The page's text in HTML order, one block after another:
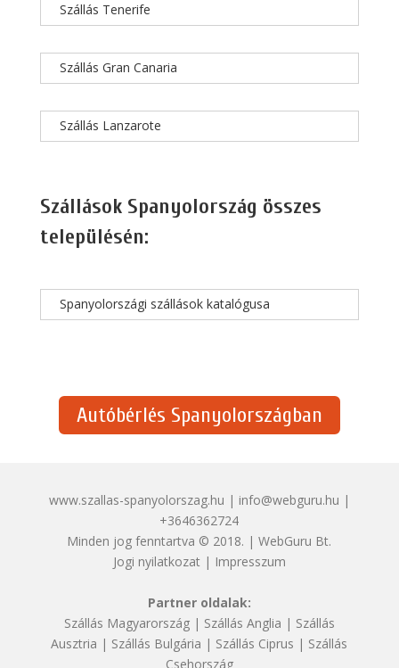
Szállás Tenerife
Szállás Gran Canaria
Szállás Lanzarote
Szállások Spanyolország összes
településén:
Spanyolországi szállások katalógusa
Autóbérlés Spanyolországban
www.szallas-spanyolorszag.hu | info@webguru.hu |
+3646362724
Minden jog fenntartva © 2018. | WebGuru Bt.
Jogi nyilatkozat| Impresszum
Partner oldalak:
Szállás Magyarország| Szállás Anglia | Szállás
Ausztria | Szállás Bulgária | Szállás Ciprus | Szállás
Csehország